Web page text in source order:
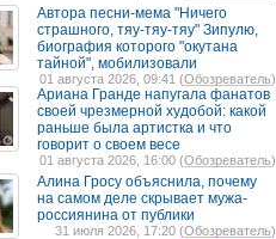
Автора песни-мема "Ничего
страшного, тяу-тяу-тяу" Зипулю,
биография которого "окутана
тайной", мобилизовали
01 августа 2026, 09:41 (Обозреватель)
Ариана Гранде напугала фанатов
своей чрезмерной худобой: какой
раньше была артистка и что
говорит о своем весе
01 августа 2026, 16:00 (Обозреватель)
Алина Гросу объяснила, почему
на самом деле скрывает мужа-
россиянина от публики
31 июля 2026, 17:20 (Обозреватель)